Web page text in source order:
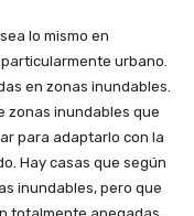
lo mismo en
urbano.
en zonas inundables.
zonas inundables que
para adaptarlo con la
Hay casas que según
inundables, pero que